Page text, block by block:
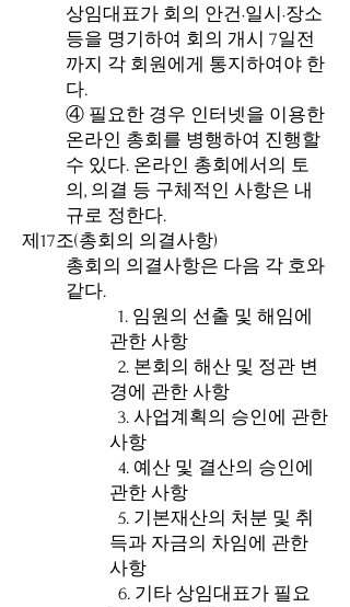
상임대표가 회의 안건·일시·장소
등을 명기하여 회의 개시 7일전
까지 각 회원에게 통지하여야 한
다.
④ 필요한 경우 인터넷을 이용한
온라인 총회를 병행하여 진행할
수 있다. 온라인 총회에서의 토
의, 의결 등 구체적인 사항은 내
규로 정한다.
제17조(총회의 의결사항)
총회의 의결사항은 다음 각 호와
같다.
1. 임원의 선출 및 해임에
관한 사항
2. 본회의 해산 및 정관 변
경에 관한 사항
3. 사업계획의 승인에 관한
사항
4. 예산 및 결산의 승인에
관한 사항
5. 기본재산의 처분 및 취
득과 자금의 차임에 관한
사항
6. 기타 상임대표가 필요